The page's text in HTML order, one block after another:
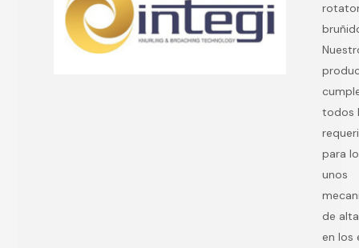
todos
para
unos
de
en los